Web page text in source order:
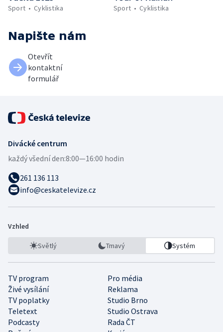
Sport
Cyklistika
Sport
Cyklistika
Napište nám
Otevřít
kontaktní
formulář
Divácké centrum
každý všední den:8:00—16:00 hodin
261 136 113
info@ceskatelevize.cz
Vzhled
Světlý Tmavý Systém
TV program
Pro média
Živé vysílání
Reklama
TV poplatky
Studio Brno
Teletext
Studio Ostrava
Podcasty
Rada ČT